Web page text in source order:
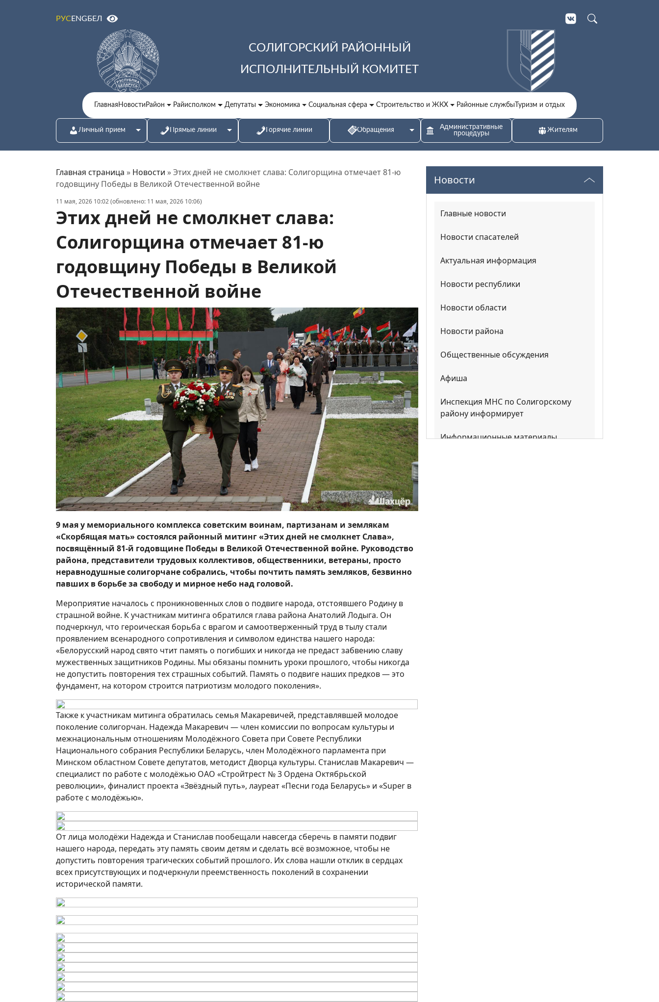
РУСENGБЕЛ
СОЛИГОРСКИЙ РАЙОННЫЙ
ИСПОЛНИТЕЛЬНЫЙ КОМИТЕТ
Главная Новости Район Райисполком Депутаты Экономика Социальная сфера Строительство и ЖКХ Районные службы Туризм и отдых
Личный прием Прямые линии Горячие линии Обращения
Административные
процедуры
Жителям
Главная страница » Новости »Этих дней не смолкнет слава: Солигорщина отмечает 81‑ю
годовщину Победы в Великой Отечественной войне
11 мая, 2026 10:02 (обновлено: 11 мая, 2026 10:06)
Этих дней не смолкнет слава:
Солигорщина отмечает 81‑ю
годовщину Победы в Великой
Отечественной войне
9 мая у мемориального комплекса советским воинам, партизанам и землякам
«Скорбящая мать» состоялся районный митинг «Этих дней не смолкнет Слава»,
посвящённый 81‑й годовщине Победы в Великой Отечественной войне. Руководство
района, представители трудовых коллективов, общественники, ветераны, просто
неравнодушные солигорчане собрались, чтобы почтить память земляков, безвинно
павших в борьбе за свободу и мирное небо над головой.
Мероприятие началось с проникновенных слов о подвиге народа, отстоявшего Родину в
страшной войне. К участникам митинга обратился глава района Анатолий Лодыга. Он
подчеркнул, что героическая борьба с врагом и самоотверженный труд в тылу стали
проявлением всенародного сопротивления и символом единства нашего народа:
«Белорусский народ свято чтит память о погибших и никогда не предаст забвению славу
мужественных защитников Родины. Мы обязаны помнить уроки прошлого, чтобы никогда
не допустить повторения тех страшных событий. Память о подвиге наших предков — это
фундамент, на котором строится патриотизм молодого поколения».
Также к участникам митинга обратилась семья Макаревичей, представлявшей молодое
поколение солигорчан. Надежда Макаревич — член комиссии по вопросам культуры и
межнациональным отношениям Молодёжного Совета при Совете Республики
Национального собрания Республики Беларусь, член Молодёжного парламента при
Минском областном Совете депутатов, методист Дворца культуры. Станислав Макаревич —
специалист по работе с молодёжью ОАО «Стройтрест № 3 Ордена Октябрьской
революции», финалист проекта «Звёздный путь», лауреат «Песни года Беларусь» и «Super в
работе с молодёжью».
От лица молодёжи Надежда и Станислав пообещали навсегда сберечь в памяти подвиг
нашего народа, передать эту память своим детям и сделать всё возможное, чтобы не
допустить повторения трагических событий прошлого. Их слова нашли отклик в сердцах
всех присутствующих и подчеркнули преемственность поколений в сохранении
исторической памяти.
Новости
Главные новости
Новости спасателей
Актуальная информация
Новости республики
Новости области
Новости района
Общественные обсуждения
Афиша
Инспекция МНС по Солигорскому
району информирует
Информационные материалы